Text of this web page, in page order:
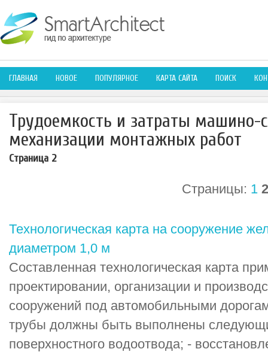
ГЛАВНАЯ НОВОЕ ПОПУЛЯРНОЕ КАРТА САЙТА ПОИСК
Трудоемкость и затраты машино-
механизации монтажных работ
Страница 2
Страницы: 1 2
Технологическая карта на сооружение
диаметром 1,0 м
Составленная технологическая карта
проектировании, организации и
сооружений под автомобильными
трубы должны быть выполнены
поверхностного водоотвода; -